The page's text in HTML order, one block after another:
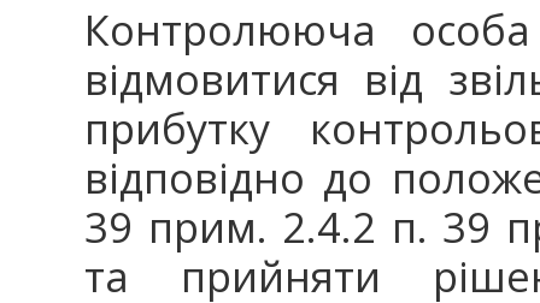
Контролююча
відмовитися від
прибутку
відповідно до
39 прим. 2.4.2 п. 39
та прийняти